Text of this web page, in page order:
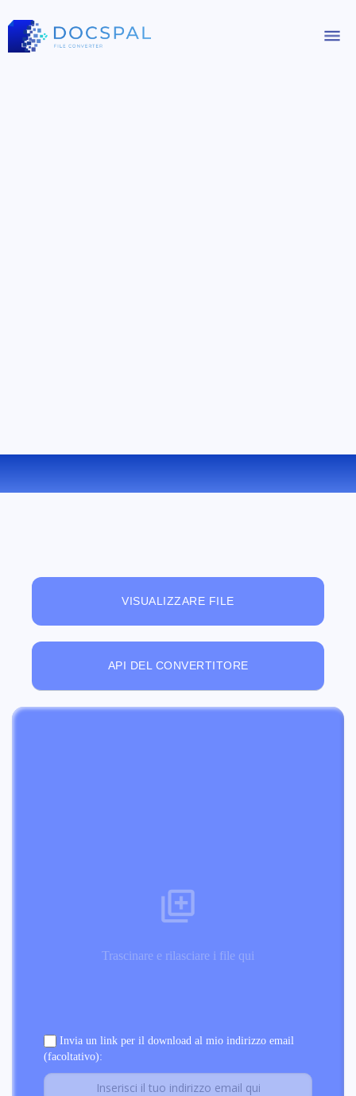
CONVERTIRE MOBI IN RTF ONLINE
VISUALIZZARE FILE
API DEL CONVERTITORE
Trascinare e rilasciare i file qui
Invia un link per il download al mio indirizzo email
(facoltativo):